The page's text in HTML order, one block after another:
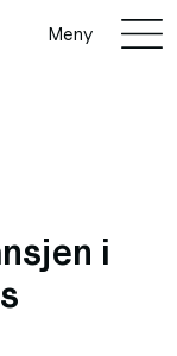
Meny
i